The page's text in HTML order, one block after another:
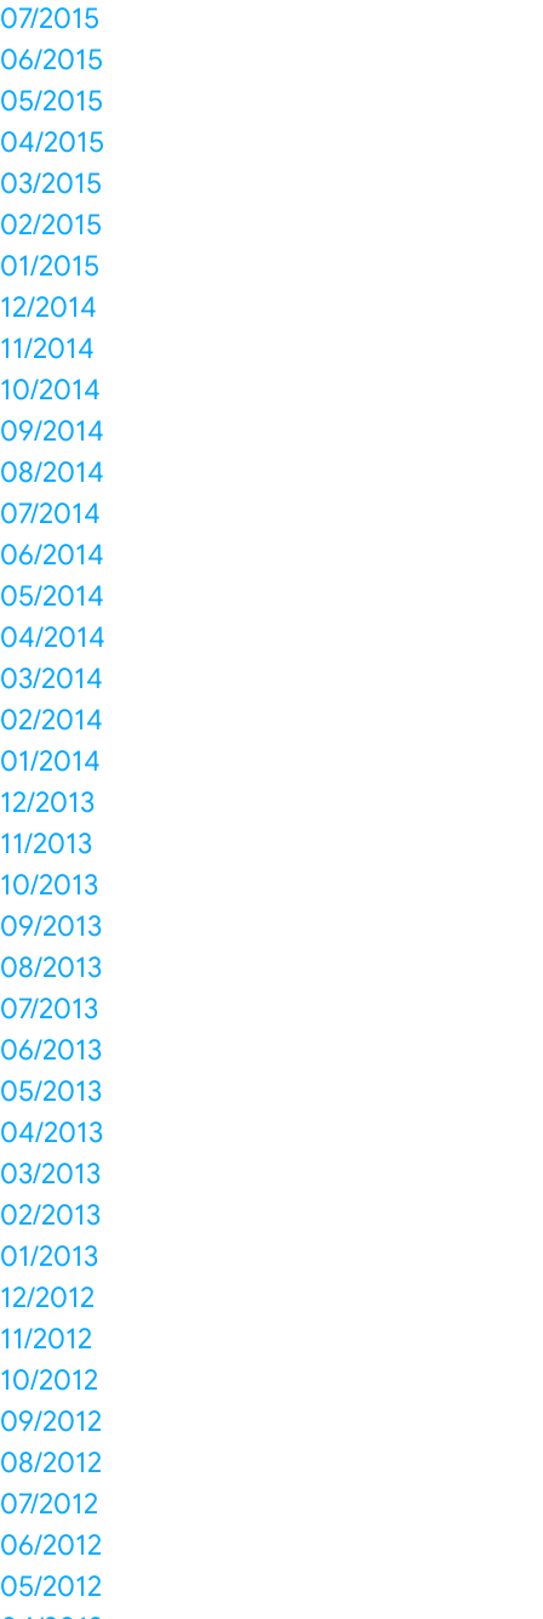
07/2015
06/2015
05/2015
04/2015
03/2015
02/2015
01/2015
12/2014
11/2014
10/2014
09/2014
08/2014
07/2014
06/2014
05/2014
04/2014
03/2014
02/2014
01/2014
12/2013
11/2013
10/2013
09/2013
08/2013
07/2013
06/2013
05/2013
04/2013
03/2013
02/2013
01/2013
12/2012
11/2012
10/2012
09/2012
08/2012
07/2012
06/2012
05/2012